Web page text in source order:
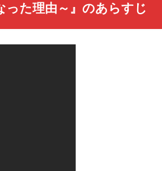
った理由～』のあらすじ